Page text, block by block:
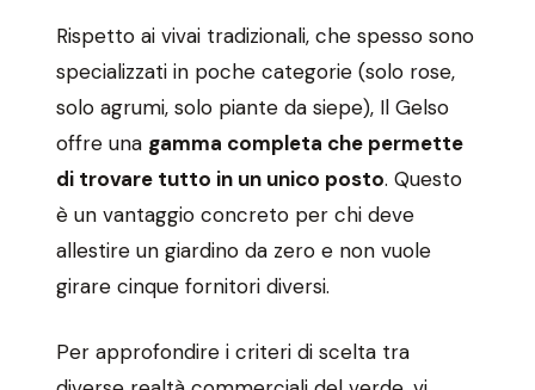
Rispetto ai vivai tradizionali, che spesso sono
specializzati in poche categorie (solo rose,
solo agrumi, solo piante da siepe), Il Gelso
offre una gamma completa che permette
di trovare tutto in un unico posto. Questo
è un vantaggio concreto per chi deve
allestire un giardino da zero e non vuole
girare cinque fornitori diversi.
Per approfondire i criteri di scelta tra